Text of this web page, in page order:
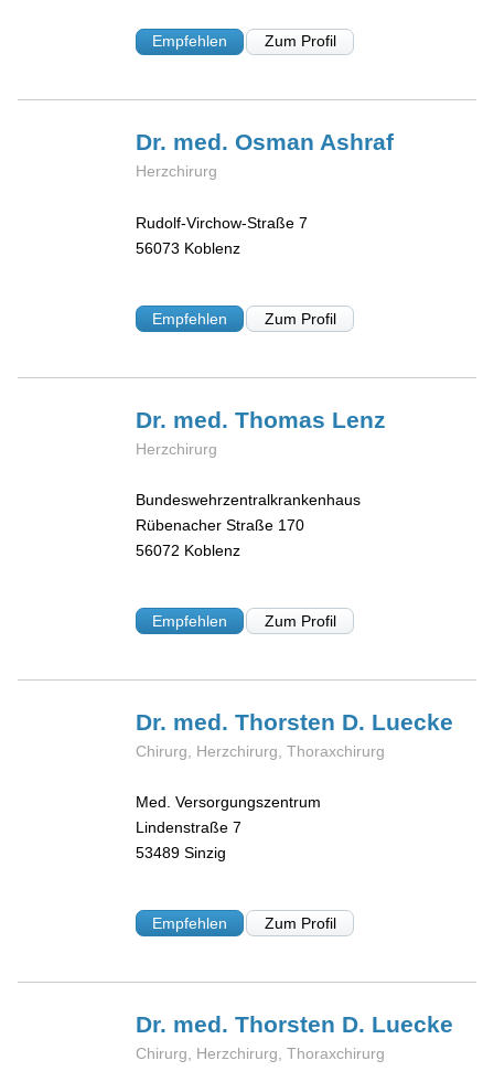
Empfehlen Zum Profil
Dr. med. Osman Ashraf
Herzchirurg
Rudolf-Virchow-Straße 7
56073 Koblenz
Empfehlen Zum Profil
Dr. med. Thomas Lenz
Herzchirurg
Bundeswehrzentralkrankenhaus
Rübenacher Straße 170
56072 Koblenz
Empfehlen Zum Profil
Dr. med. Thorsten D. Luecke
Chirurg, Herzchirurg, Thoraxchirurg
Med. Versorgungszentrum
Lindenstraße 7
53489 Sinzig
Empfehlen Zum Profil
Dr. med. Thorsten D. Luecke
Chirurg, Herzchirurg, Thoraxchirurg